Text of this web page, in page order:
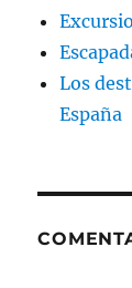
Los
España